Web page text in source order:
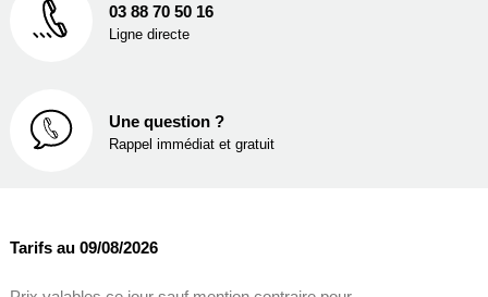
03 88 70 50 16
Ligne directe
Une question ?
Rappel immédiat et gratuit
Tarifs au 09/08/2026